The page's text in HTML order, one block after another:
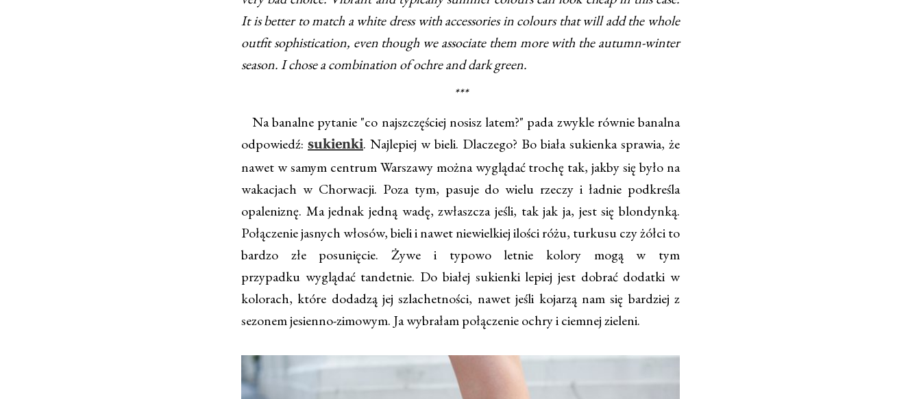
It is better to match a white dress with accessories in colours that will add the whole
outfit sophistication, even though we associate them more with the autumn-winter
season. I chose a combination of ochre and dark green.
***
Na banalne pytanie "co najszczęściej nosisz latem?" pada zwykle równie banalna
odpowiedź: sukienki. Najlepiej w bieli. Dlaczego? Bo biała sukienka sprawia, że
nawet w samym centrum Warszawy można wyglądać trochę tak, jakby się było na
wakacjach w Chorwacji. Poza tym, pasuje do wielu rzeczy i ładnie podkreśla
opaleniznę. Ma jednak jedną wadę, zwłaszcza jeśli, tak jak ja, jest się blondynką.
Połączenie jasnych włosów, bieli i nawet niewielkiej ilości różu, turkusu czy żółci to
bardzo złe posunięcie. Żywe i typowo letnie kolory mogą w tym
przypadku wyglądać tandetnie. Do białej sukienki lepiej jest dobrać dodatki w
kolorach, które dodadzą jej szlachetności, nawet jeśli kojarzą nam się bardziej z
sezonem jesienno-zimowym. Ja wybrałam połączenie ochry i ciemnej zieleni.